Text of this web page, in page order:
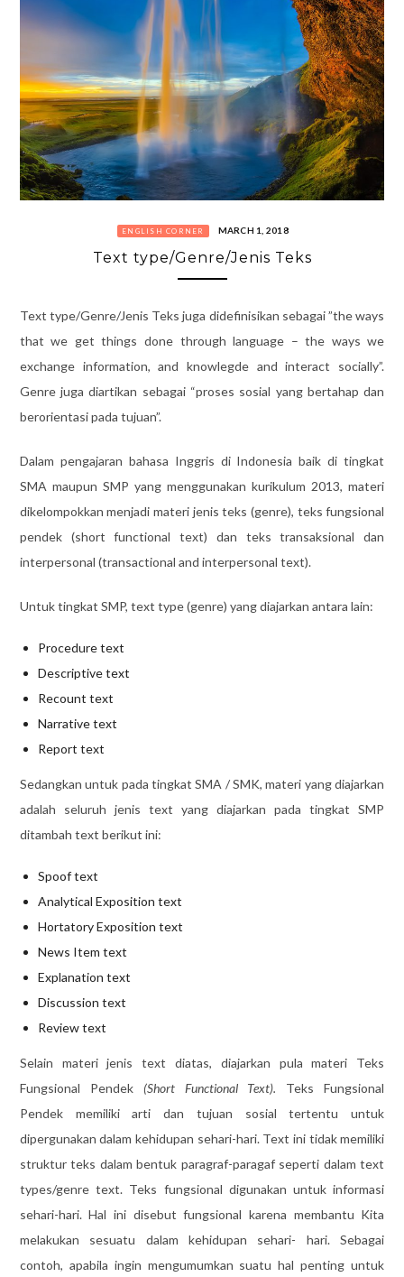
ENGLISH CORNER MARCH 1, 2018
Text type/Genre/Jenis Teks
Text type/Genre/Jenis Teks juga didefinisikan sebagai ”the ways
that we get things done through language – the ways we
exchange information, and knowlegde and interact socially”.
Genre juga diartikan sebagai “proses sosial yang bertahap dan
berorientasi pada tujuan”.
Dalam pengajaran bahasa Inggris di Indonesia baik di tingkat
SMA maupun SMP yang menggunakan kurikulum 2013, materi
dikelompokkan menjadi materi jenis teks (genre), teks fungsional
pendek (short functional text) dan teks transaksional dan
interpersonal (transactional and interpersonal text).
Untuk tingkat SMP, text type (genre) yang diajarkan antara lain:
Procedure text
Descriptive text
Recount text
Narrative text
Report text
Sedangkan untuk pada tingkat SMA / SMK, materi yang diajarkan
adalah seluruh jenis text yang diajarkan pada tingkat SMP
ditambah text berikut ini:
Spoof text
Analytical Exposition text
Hortatory Exposition text
News Item text
Explanation text
Discussion text
Review text
Selain materi jenis text diatas, diajarkan pula materi Teks
Fungsional Pendek (Short Functional Text). Teks Fungsional
Pendek memiliki arti dan tujuan sosial tertentu untuk
dipergunakan dalam kehidupan sehari-hari. Text ini tidak memiliki
struktur teks dalam bentuk paragraf-paragaf seperti dalam text
types/genre text. Teks fungsional digunakan untuk informasi
sehari-hari. Hal ini disebut fungsional karena membantu Kita
melakukan sesuatu dalam kehidupan sehari- hari. Sebagai
contoh, apabila ingin mengumumkan suatu hal penting untuk